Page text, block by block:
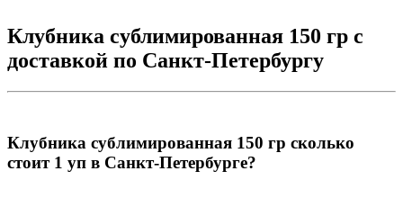
Клубника сублимированная 150 гр с
доставкой по Санкт-Петербургу
Клубника сублимированная 150 гр сколько
стоит 1 уп в Санкт-Петербурге?